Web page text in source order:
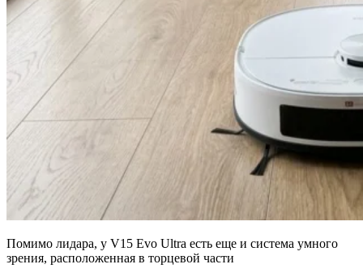
Помимо лидара, у V15 Evo Ultra есть еще и система умного
зрения, расположенная в торцевой части